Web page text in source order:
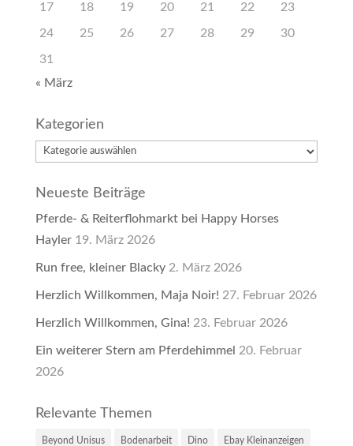
17 18 19 20 21 22 23
24 25 26 27 28 29 30
31
« März
Kategorien
Kategorien
Neueste Beiträge
Pferde- & Reiterflohmarkt bei Happy Horses
Hayler 19. März 2026
Run free, kleiner Blacky 2. März 2026
Herzlich Willkommen, Maja Noir! 27. Februar 2026
Herzlich Willkommen, Gina! 23. Februar 2026
Ein weiterer Stern am Pferdehimmel 20. Februar
2026
Relevante Themen
Beyond Unisus Bodenarbeit Dino Ebay Kleinanzeigen